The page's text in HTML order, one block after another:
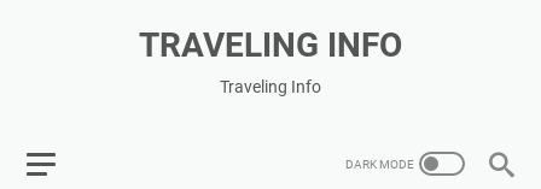
TRAVELING INFO
Traveling Info